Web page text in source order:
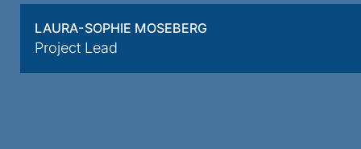
LAURA-SOPHIE MOSEBERG
Project Lead